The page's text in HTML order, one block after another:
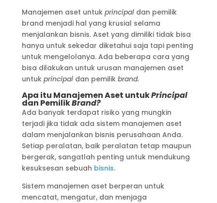
Manajemen aset untuk principaldan pemilik
brand menjadi hal yang krusial selama
menjalankan bisnis. Aset yang dimiliki tidak bisa
hanya untuk sekedar diketahui saja tapi penting
untuk mengelolanya. Ada beberapa cara yang
bisa dilakukan untuk urusan manajemen aset
untuk principal dan pemilik brand.
Apa itu Manajemen Aset untukPrincipal
dan PemilikBrand?
Ada banyak terdapat risiko yang mungkin
terjadi jika tidak ada sistem manajemen aset
dalam menjalankan bisnis perusahaan Anda.
Setiap peralatan, baik peralatan tetap maupun
bergerak, sangatlah penting untuk mendukung
kesuksesan sebuah bisnis.
Sistem manajemen aset berperan untuk
mencatat, mengatur, dan menjaga